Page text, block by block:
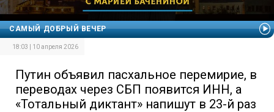
САМЫЙ ДОБРЫЙ ВЕЧЕР
18:03 | 10 апреля 2026
Путин объявил пасхальное перемирие, в
переводах через СБП появится ИНН, а
«Тотальный диктант» напишут в 23-й раз